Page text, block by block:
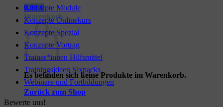
0,00€
Warenkorb
Es befinden sich keine Produkte im Warenkorb.
Zurück zum Shop
Konzepte Module
Konzepte Onlinekurs
Konzepte Spezial
Konzepte Vortrag
Trainer*innen Hilfsmittel
Trainingsideen Sixpacks
Webinare und Fortbildungen
Bewerte uns!